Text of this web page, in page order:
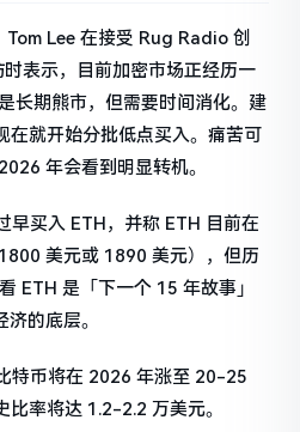
Lee 在接受 Rug Radio 创
表示，目前加密市场正经历一
长期熊市，但需要时间消化。建
在就开始分批低点买入。痛苦可
年会看到明显转机。
早买入 ETH，并称 ETH 目前在
美元或 1890 美元），但历
ETH 是「下一个 15 年故事」
的底层。
特币将在 2026 年涨至 20-25
率将达 1.2-2.2 万美元。